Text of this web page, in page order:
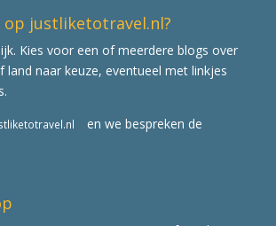
op justliketotravel.nl?
Kies voor een of meerdere blogs over
land naar keuze, eventueel met linkjes
en we bespreken de